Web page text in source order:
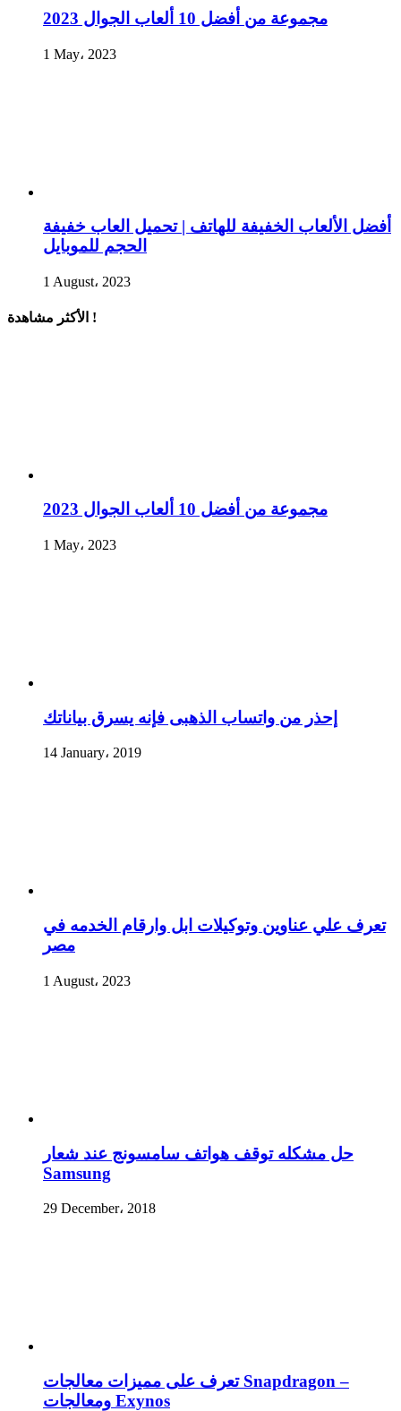
مجموعة من أفضل 10 ألعاب الجوال 2023
1 May، 2023
أفضل الألعاب الخفيفة للهاتف | تحميل العاب خفيفة
الحجم للموبايل
1 August، 2023
الأكثر مشاهدة !
مجموعة من أفضل 10 ألعاب الجوال 2023
1 May، 2023
إحذر من واتساب الذهبى فإنه يسرق بياناتك
14 January، 2019
تعرف علي عناوين وتوكيلات ابل وارقام الخدمه في
مصر
1 August، 2023
حل مشكله توقف هواتف سامسونج عند شعار
Samsung
29 December، 2018
تعرف على مميزات معالجات Snapdragon –
ومعالجات Exynos